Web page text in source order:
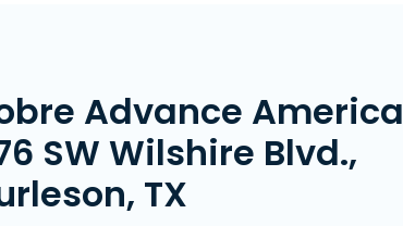
Advance America
SW Wilshire Blvd.,
TX